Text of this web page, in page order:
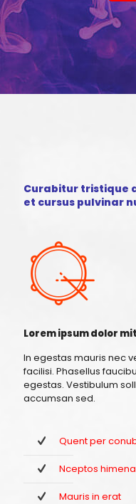
Curabitur tristique
et cursus pulvinar
Lorem ipsum dolor mit
In egestas mauris nec
facilisi. Phasellus
egestas. Vestibulum
accumsan sed.
Quent per
Nceptos
Mauris in erat